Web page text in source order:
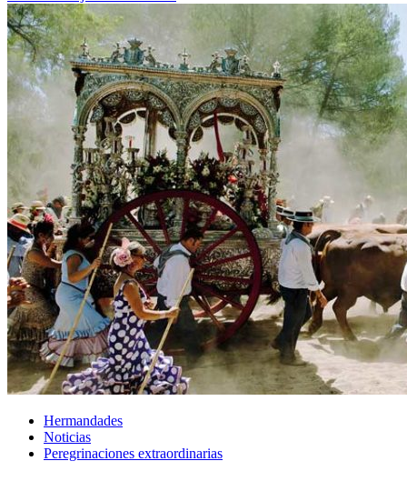
Hermandades
Noticias
Peregrinaciones extraordinarias